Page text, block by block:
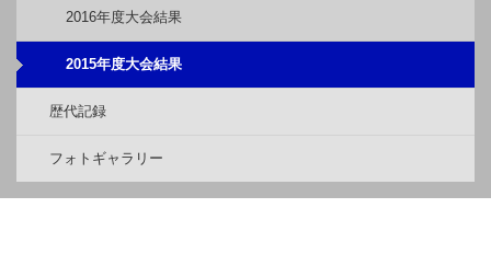
2016年度大会結果
2015年度大会結果
歴代記録
フォトギャラリー